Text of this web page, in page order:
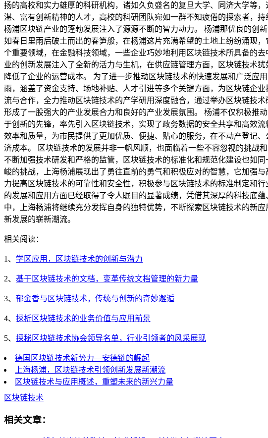
扬的高校和实力雄厚的科研机构，诸如久负盛名的复旦大学、同济大学等
湛、富有创新精神的人才，高校的科研团队宛如一群不知疲倦的探索者，
杨浦区块链产业的蓬勃发展注入了源源不断的智力动力。 杨浦那优良的创
如春日里雨后破土而出的春笋般，在杨浦这片充满希望的土地上纷纷涌现
个重要领域，在金融科技领域，一些企业巧妙地利用区块链技术所具备的
业的创新发展注入了全新的活力与生机，在供应链管理方面，区块链技术
降低了企业的运营成本。 为了进一步推动区块链技术的快速发展和广泛
雨，涵盖了资金支持、场地补贴、人才引进等多个关键方面，为区块链企
流与合作，全力推动区块链技术的产学研用深度融合，通过举办区块链技
形成了一股强大的产业发展合力和良好的产业发展氛围。 杨浦不仅积极推
于创新的先锋，率先引入区块链技术，实现了政务数据的安全共享和高效
效率和质量，为市民提供了更加优质、便捷、贴心的服务，在不动产登记
济成本。 区块链技术的发展并非一帆风顺，也面临着一些不容忽视的挑战
不断加强技术研发和严格的监管，区块链技术的标准化和规范化建设也如
峻的挑战，上海杨浦展现出了勇往直前的勇气和积极应对的智慧，它加强
力提高区块链技术的可靠性和安全性，积极参与区块链技术的标准制定和
的发展和应用方面已经取得了令人瞩目的显著成绩，凭借其深厚的科技底
中，上海杨浦将继续充分发挥自身的独特优势，不断探索区块链技术的新
新发展的崭新潮流。
相关阅读：
1、 学区应用，区块链技术的创新与潜力
2、 基于区块链技术的文档，变革传统文档管理的新力量
3、 郁金香与区块链技术，传统与创新的奇妙邂逅
4、 探析区块链技术的业务价值与应用前景
5、 探秘区块链技术协会领导名单，行业引领者的风采展现
德国区块链技术新势力—安德链的崛起
上海杨浦，区块链技术引领创新发展新潮流
区块链技术与应用概述，重塑未来的新兴力量
区块链技术
相关文章：